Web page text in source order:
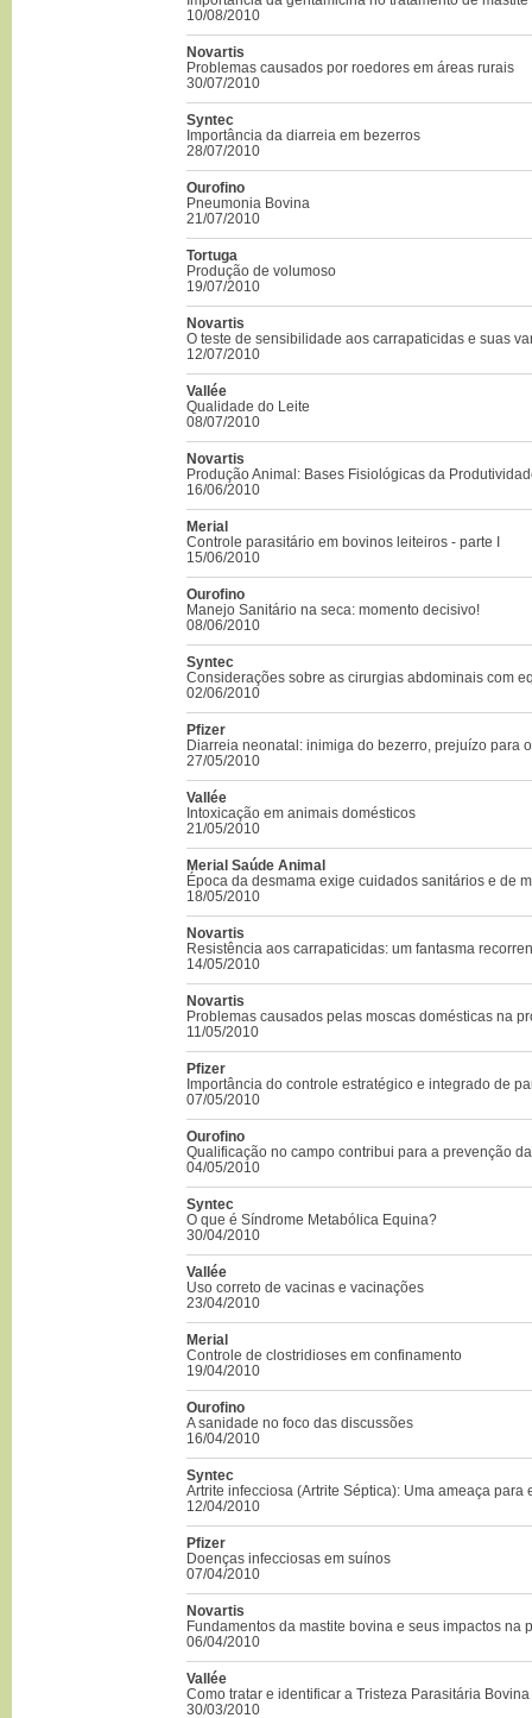
10/08/2010
Novartis
Problemas causados por roedores em áreas rurais
30/07/2010
Syntec
Importância da diarreia em bezerros
28/07/2010
Ourofino
Pneumonia Bovina
21/07/2010
Tortuga
Produção de volumoso
19/07/2010
Novartis
O teste de sensibilidade aos carrapaticidas e suas
12/07/2010
Vallée
Qualidade do Leite
08/07/2010
Novartis
Produção Animal: Bases Fisiológicas da
16/06/2010
Merial
Controle parasitário em bovinos leiteiros - parte I
15/06/2010
Ourofino
Manejo Sanitário na seca: momento decisivo!
08/06/2010
Syntec
Considerações sobre as cirurgias abdominais com
02/06/2010
Pfizer
Diarreia neonatal: inimiga do bezerro, prejuízo para
27/05/2010
Vallée
Intoxicação em animais domésticos
21/05/2010
Merial Saúde Animal
Época da desmama exige cuidados sanitários e de
18/05/2010
Novartis
Resistência aos carrapaticidas: um fantasma
14/05/2010
Novartis
Problemas causados pelas moscas domésticas na
11/05/2010
Pfizer
Importância do controle estratégico e integrado de
07/05/2010
Ourofino
Qualificação no campo contribui para a prevenção
04/05/2010
Syntec
O que é Síndrome Metabólica Equina?
30/04/2010
Vallée
Uso correto de vacinas e vacinações
23/04/2010
Merial
Controle de clostridioses em confinamento
19/04/2010
Ourofino
A sanidade no foco das discussões
16/04/2010
Syntec
Artrite infecciosa (Artrite Séptica): Uma ameaça para
12/04/2010
Pfizer
Doenças infecciosas em suínos
07/04/2010
Novartis
Fundamentos da mastite bovina e seus impactos na
06/04/2010
Vallée
Como tratar e identificar a Tristeza Parasitária Bovina
30/03/2010